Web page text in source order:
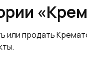
или продать